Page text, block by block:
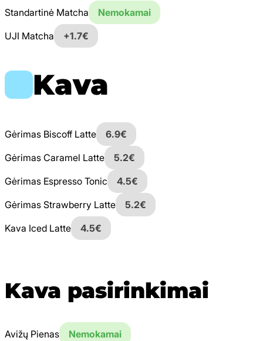
Standartinė Matcha
Nemokamai
UJI Matcha
+1.7€
Kava
Gėrimas Biscoff Latte
6.9€
Gėrimas Caramel Latte
5.2€
Gėrimas Espresso Tonic
4.5€
Gėrimas Strawberry Latte
5.2€
Kava Iced Latte
4.5€
Kava pasirinkimai
Avižų Pienas
Nemokamai